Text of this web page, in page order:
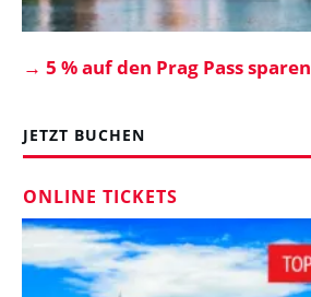
→ 5 % auf den Prag Pass sparen
JETZT BUCHEN
ONLINE TICKETS